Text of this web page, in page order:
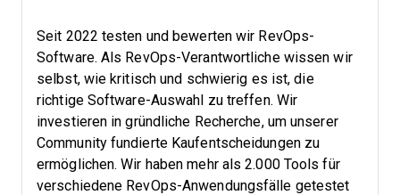
Seit 2022 testen und bewerten wir RevOps-
Software. Als RevOps-Verantwortliche wissen wir
selbst, wie kritisch und schwierig es ist, die
richtige Software-Auswahl zu treffen. Wir
investieren in gründliche Recherche, um unserer
Community fundierte Kaufentscheidungen zu
ermöglichen. Wir haben mehr als 2.000 Tools für
verschiedene RevOps-Anwendungsfälle getestet